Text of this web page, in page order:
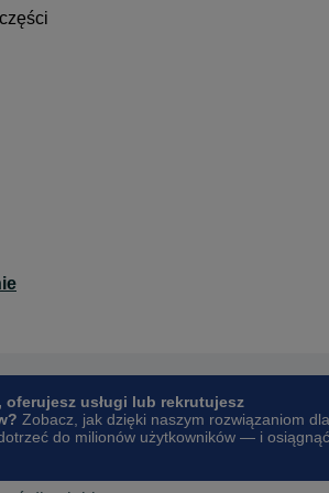
oferujesz usługi lub rekrutujesz
Zobacz, jak dzięki naszym rozwiązaniom dla
do milionów użytkowników — i osiągnąć